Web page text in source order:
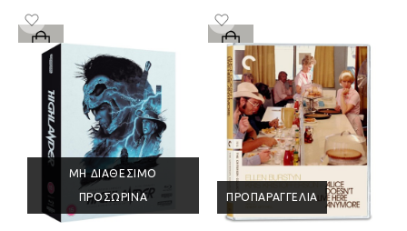
ΜΗ ΔΙΑΘΈΣΙΜΟ
ΠΡΟΣΩΡΙΝΆ
ΠΡΟΠΑΡΑΓΓΕΛΊΑ